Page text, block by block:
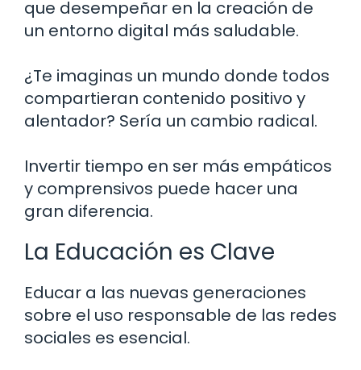
que desempeñar en la creación de
un entorno digital más saludable.
¿Te imaginas un mundo donde todos
compartieran contenido positivo y
alentador? Sería un cambio radical.
Invertir tiempo en ser más empáticos
y comprensivos puede hacer una
gran diferencia.
La Educación es Clave
Educar a las nuevas generaciones
sobre el uso responsable de las redes
sociales es esencial.